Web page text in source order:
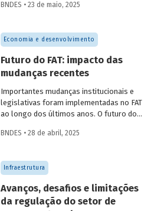
entenda como esses sistemas
econômico, a inovação e a inserção
competitiva no mercado global.
BNDES • 23 de maio, 2025
Economia e desenvolvimento
Futuro do FAT: impacto das
mudanças recentes
Importantes mudanças institucionais e
legislativas foram implementadas no FAT
ao longo dos últimos anos. O futuro do
– depende do que será feito a partir delas.
do BNDES 60.
BNDES • 28 de abril, 2025
Infraestrutura
Avanços, desafios e limitações
da regulação do setor de